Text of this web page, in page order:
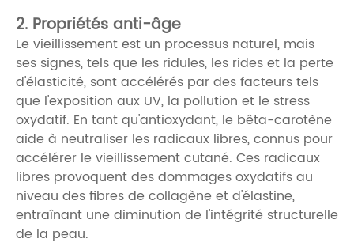
2. Propriétés anti-âge
Le vieillissement est un processus naturel, mais
ses signes, tels que les ridules, les rides et la perte
d'élasticité, sont accélérés par des facteurs tels
que l'exposition aux UV, la pollution et le stress
oxydatif. En tant qu'antioxydant, le bêta-carotène
aide à neutraliser les radicaux libres, connus pour
accélérer le vieillissement cutané. Ces radicaux
libres provoquent des dommages oxydatifs au
niveau des fibres de collagène et d'élastine,
entraînant une diminution de l'intégrité structurelle
de la peau.